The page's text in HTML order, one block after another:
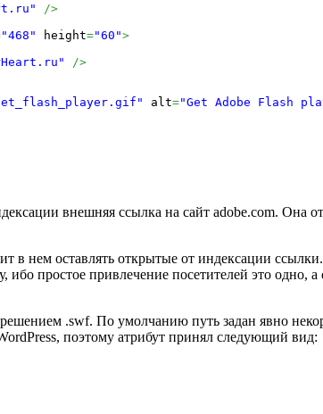
/>
"468" height="60">
/>
get_flash_player.gif" alt="Get Adobe Flash
внешняя ссылка на сайт adobe.com. Она
в нем оставлять открытые от индексации
простое привлечение посетителей это одно,
.swf. По умолчанию путь задан явно
поэтому атрибут принял следующий вид: